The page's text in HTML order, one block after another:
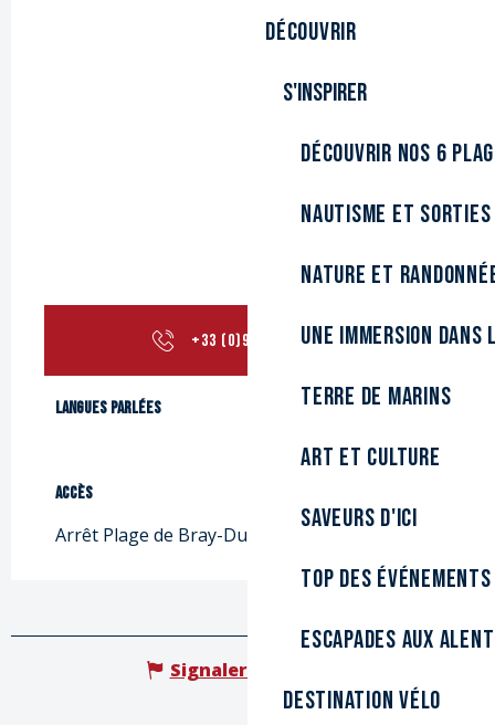
Découvrir
S'inspirer
Découvrir nos 6
Nautisme et sorties
Nature et
Une immersion
Terre de marins
Art et culture
Saveurs d'ici
Top des événements
Escapades aux
Destination Vélo
+33 (0)9 82 38 65▒▒
Langues parlées
Langues parlées
Accès
Accès
Arrêt Plage de Bray-Dunes
Signaler une erreur